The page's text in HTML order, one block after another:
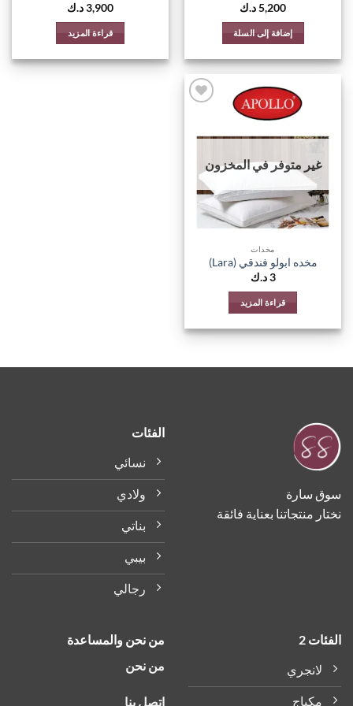
5,200د.ك
إضافة إلى السلة
3,900د.ك
قراءة المزيد
غير متوفر في المخزون
مخدات
مخده ابولو فندقي (Lara)
3 د.ك
قراءة المزيد
سوق سارة
نختار منتجاتنا بعناية فائقة
الفئات
نسائي
ولادي
بناتي
بيبي
رجالي
الفئات 2
لانجري
مكياج
من نحن والمساعدة
من نحن
اتصل بنا